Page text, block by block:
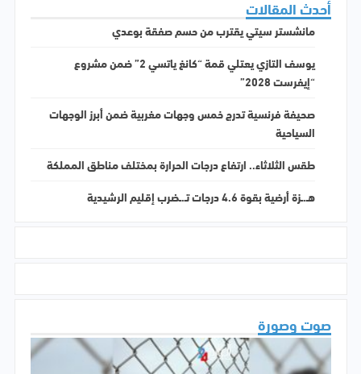
أحدث المقالات
مانشستر سيتي يقترب من حسم صفقة بوعدي
يوسف التازي يعتلي قمة “كانغ ياتسي 2” ضمن مشروع
“إيفرست 2028”
صحيفة فرنسية تدرج خمس وجهات مغربية ضمن أبرز الوجهات
السياحية
طقس الثلاثاء.. ارتفاع درجات الحرارة بمختلف مناطق المملكة
هـ.ـزة أرضية بقوة 4.6 درجات تـ.ـضرب إقليم الرشيدية
صوت وصورة